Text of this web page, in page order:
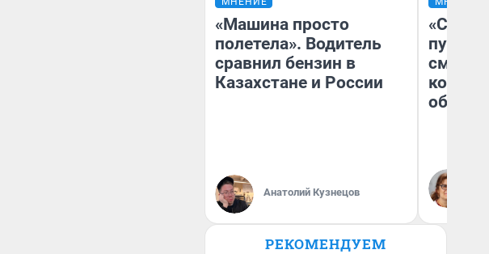
«Машина просто
полетела». Водитель
сравнил бензин в
Казахстане и России
Анатолий Кузнецов
РЕКОМЕНДУЕМ